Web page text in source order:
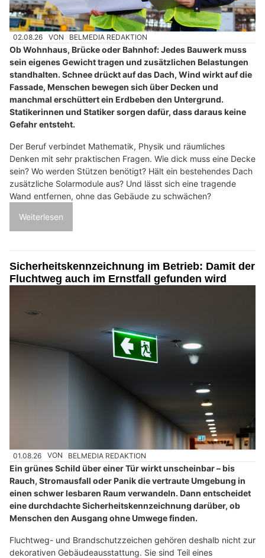
02.08.26 VON BELMEDIA REDAKTION
Ob Wohnhaus, Brücke oder Bahnhof: Jedes Bauwerk muss
sein eigenes Gewicht tragen und zusätzlichen Belastungen
standhalten. Schnee drückt auf das Dach, Wind wirkt auf die
Fassade, Menschen bewegen sich über Decken und
manchmal erschüttert ein Erdbeben den Untergrund.
Statikerinnen und Statiker sorgen dafür, dass daraus keine
Gefahr entsteht.
Der Beruf verbindet Mathematik, Physik und räumliches
Denken mit sehr praktischen Fragen. Wie dick muss eine Decke
sein? Wo werden Stützen benötigt? Hält ein bestehendes Dach
zusätzliche Solarmodule aus? Und lässt sich eine tragende
Wand entfernen, ohne das Gebäude zu schwächen?
Weiterlesen
Sicherheitskennzeichnung im Betrieb: Damit der
Fluchtweg auch im Ernstfall gefunden wird
01.08.26 VON BELMEDIA REDAKTION
Ein grünes Schild über einer Tür wirkt unscheinbar – bis
Rauch, Stromausfall oder Panik die vertraute Umgebung in
einen schwer lesbaren Raum verwandeln. Dann entscheidet
eine durchdachte Sicherheitskennzeichnung darüber, ob
Menschen den Ausgang ohne Umwege finden.
Fluchtweg- und Brandschutzzeichen gehören deshalb nicht zur
dekorativen Gebäudeausstattung. Sie sind Teil eines